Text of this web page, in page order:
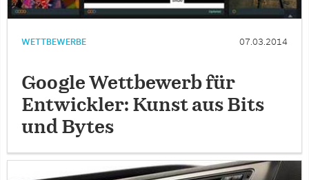
WETTBEWERBE 07.03.2014
Google Wettbewerb für
Entwickler: Kunst aus Bits
und Bytes